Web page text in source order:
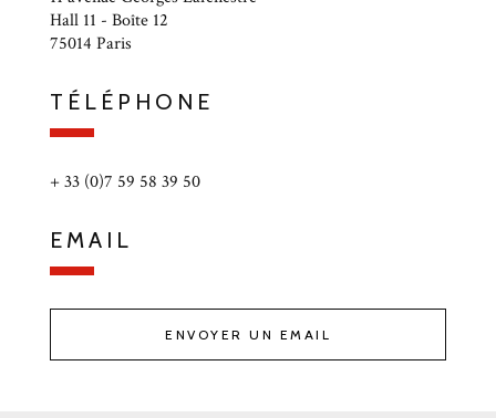
Hall 11 - Boîte 12
75014 Paris
TÉLÉPHONE
+ 33 (0)7 59 58 39 50
EMAIL
ENVOYER UN EMAIL